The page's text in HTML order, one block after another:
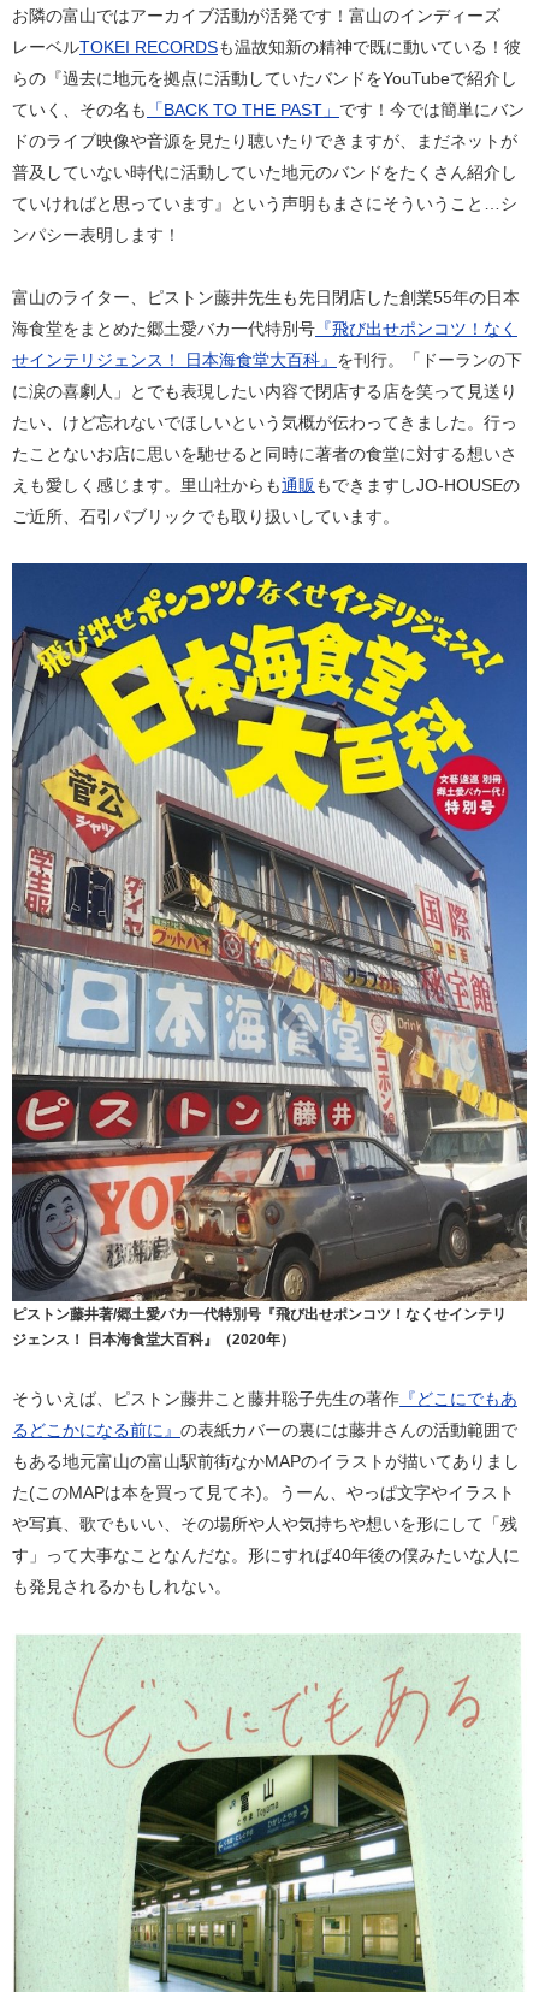
お隣の富山ではアーカイブ活動が活発です！富山のインディーズ
レーベルTOKEI RECORDSも温故知新の精神で既に動いている！彼
らの『過去に地元を拠点に活動していたバンドをYouTubeで紹介し
ていく、その名も
「BACK TO THE PAST」 です！今では簡単にバン
ドのライブ映像や音源を見たり聴いたりできますが、まだネットが
普及していない時代に活動していた地元のバンドをたくさん紹介し
ていければと思っています』という声明もまさにそういうこと…シ
ンパシー表明します！
富山のライター、ピストン藤井先生も先日閉店した創業55年の日本
海食堂をまとめた郷土愛バカ一代特別号 『飛び出せポンコツ！なく
せインテリジェンス！ 日本海食堂大百科』 を刊行。「ドーランの下
に涙の喜劇人」とでも表現したい内容で閉店する店を笑って見送り
たい、けど忘れないでほしいという気概が伝わってきました。行っ
たことないお店に思いを馳せると同時に著者の食堂に対する想いさ
えも愛しく感じます。里山社からも通販 もできますしJO-HOUSEの
ご近所、石引パブリックでも取り扱いしています。
ピストン藤井著/郷土愛バカ一代特別号『飛び出せポンコツ！なくせインテリ
ジェンス！ 日本海食堂大百科』（2020年）
そういえば、ピストン藤井こと藤井聡子先生の著作 『どこにでもあ
るどこかになる前に』 の表紙カバーの裏には藤井さんの活動範囲で
もある地元富山の富山駅前街なかMAPのイラストが描いてありまし
た(このMAPは本を買って見てネ)。うーん、やっぱ文字やイラスト
や写真、歌でもいい、その場所や人や気持ちや想いを形にして「残
す」って大事なことなんだな。形にすれば40年後の僕みたいな人に
も発見されるかもしれない。